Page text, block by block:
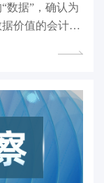
数据”，确认为
价值的会计量